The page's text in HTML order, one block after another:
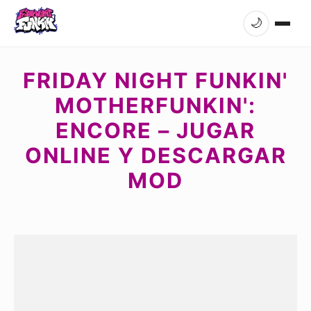
🌙
FRIDAY NIGHT FUNKIN'
MOTHERFUNKIN':
ENCORE – JUGAR
ONLINE Y DESCARGAR
MOD